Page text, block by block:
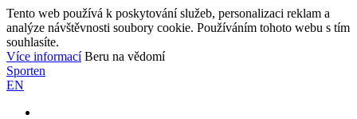
Tento web používá k poskytování služeb, personalizaci reklam a
analýze návštěvnosti soubory cookie. Používáním tohoto webu s tím
souhlasíte.
Více informací Beru na vědomí
Sporten
EN